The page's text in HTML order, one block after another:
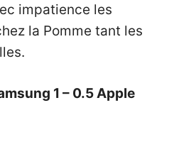
impatience les
la Pomme tant les
1 – 0.5 Apple